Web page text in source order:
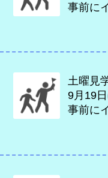
事前に
土曜見
9月19
事前に